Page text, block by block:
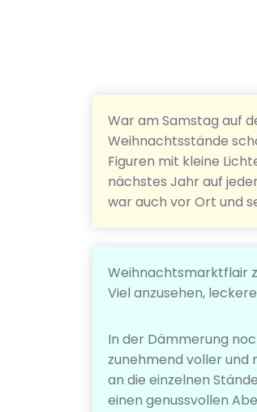
War am Samstag auf
Weihnachtsstände
Figuren mit kleine
nächstes Jahr auf
war auch vor Ort und
Weihnachtsmarktflair
Viel anzusehen,
In der Dämmerung
zunehmend voller
an die einzelnen
einen genussvollen